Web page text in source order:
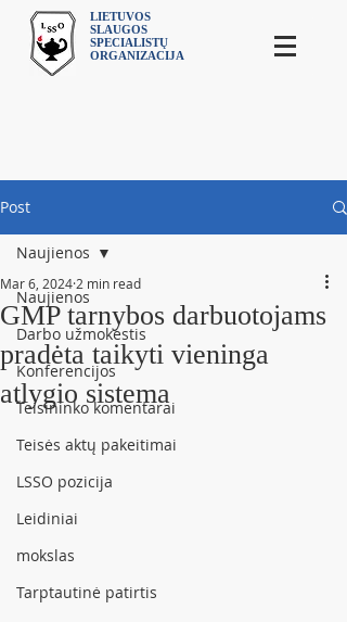
LIETUVOS
SLAUGOS
SPECIALISTŲ
ORGANIZACIJA
Post
Naujienos
Darbo užmokestis
Konferencijos
Teisininko komentarai
Teisės aktų pakeitimai
LSSO pozicija
Leidiniai
mokslas
Tarptautinė patirtis
Naujienos
GMP tarnybos darbuotojams
pradėta taikyti vieninga
atlygio sistema
Mar 6, 2024 2 min read